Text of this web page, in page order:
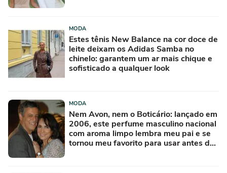
MODA
Estes tênis New Balance na cor doce de
leite deixam os Adidas Samba no
chinelo: garantem um ar mais chique e
sofisticado a qualquer look
MODA
Nem Avon, nem o Boticário: lançado em
2006, este perfume masculino nacional
com aroma limpo lembra meu pai e se
tornou meu favorito para usar antes de